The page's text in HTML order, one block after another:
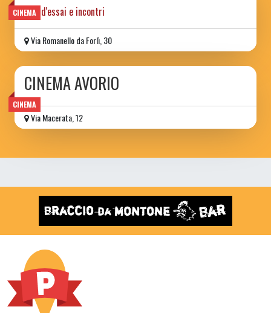
CINEMAfilm d'essai e incontri
Via Romanello da Forlì, 30
CINEMA
CINEMA AVORIO
Via Macerata, 12